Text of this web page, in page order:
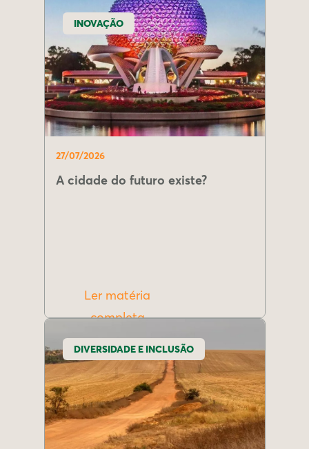
INOVAÇÃO
27/07/2026
A cidade do futuro existe?
Ler matéria
completa
DIVERSIDADE E INCLUSÃO